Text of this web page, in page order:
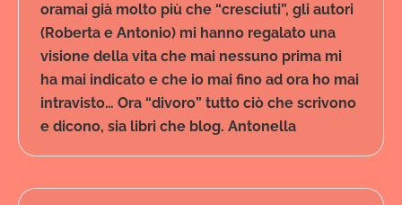
oramai già molto più che “cresciuti”, gli autori
(Roberta e Antonio) mi hanno regalato una
visione della vita che mai nessuno prima mi
ha mai indicato e che io mai fino ad ora ho mai
intravisto… Ora “divoro” tutto ciò che scrivono
e dicono, sia libri che blog. Antonella